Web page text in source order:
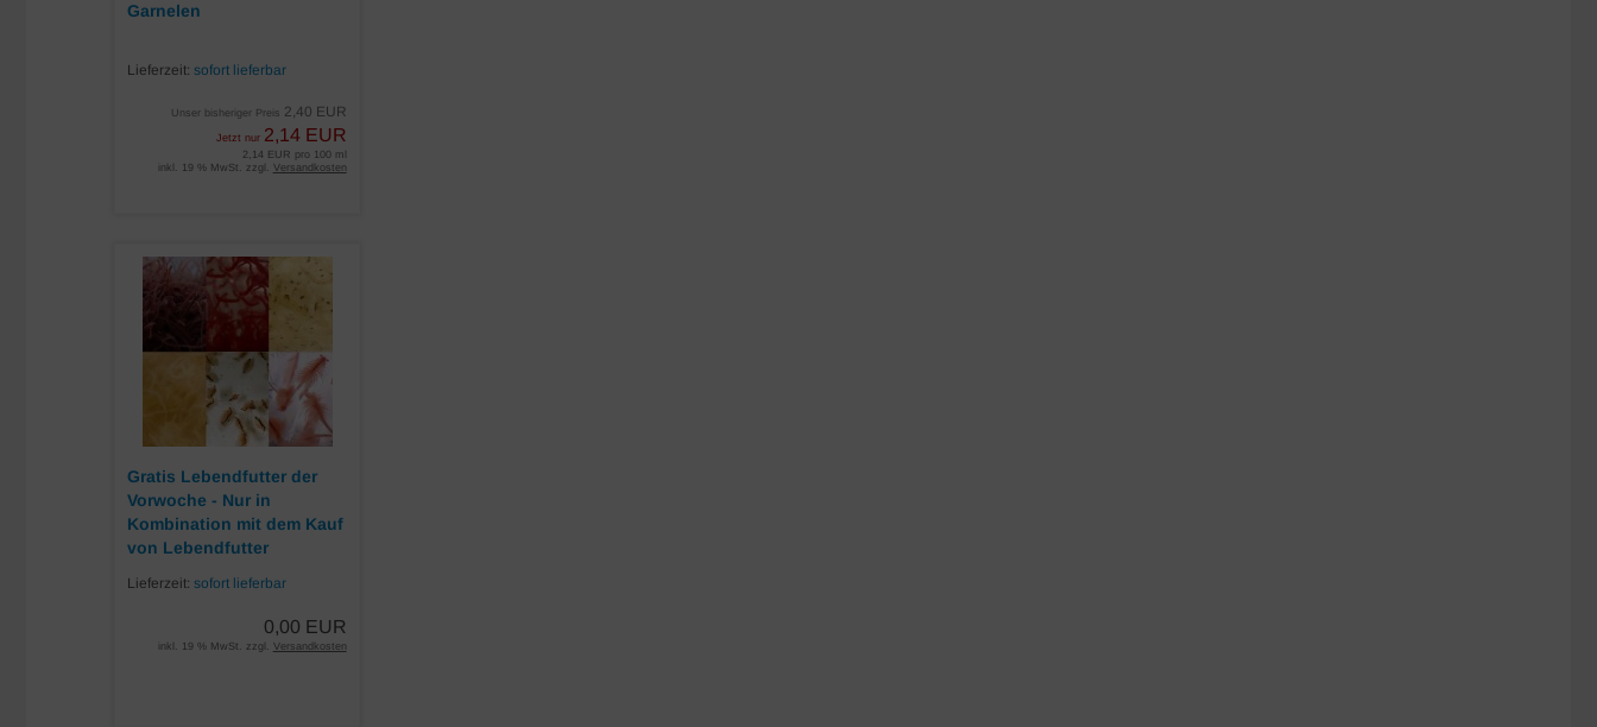
Garnelen
Lieferzeit:sofort lieferbar
Unser bisheriger Preis 2,40 EUR
Jetzt nur 2,14 EUR
2,14 EUR pro 100 ml
inkl. 19 % MwSt. zzgl. Versandkosten
Gratis Lebendfutter der
Vorwoche - Nur in
Kombination mit dem Kauf
von Lebendfutter
Lieferzeit:sofort lieferbar
0,00 EUR
inkl. 19 % MwSt. zzgl. Versandkosten